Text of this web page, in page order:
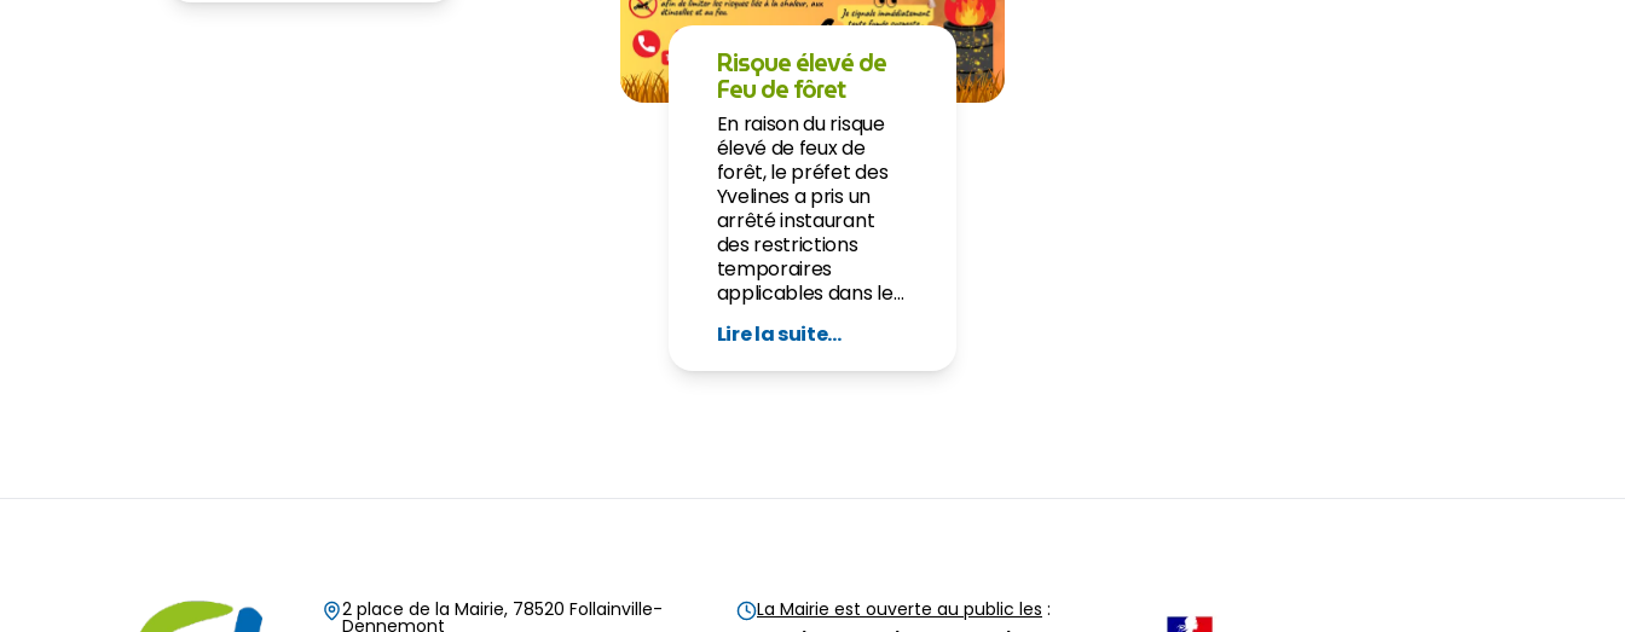
Risque élevé de
Feu de fôret
En raison du risque
élevé de feux de
forêt, le préfet des
Yvelines a pris un
arrêté instaurant
des restrictions
temporaires
applicables dans les
jusqu’à 200 m de
leurs abords lorsque
Lire la suite...
2 place de la Mairie, 78520 Follainville-
Dennemont
La Mairie est ouverte au public les :